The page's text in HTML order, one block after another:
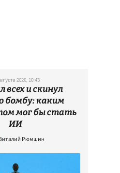
2026, 10:43
всех и скинул
бомбу: каким
мог бы стать
ИИ
Рюмшин